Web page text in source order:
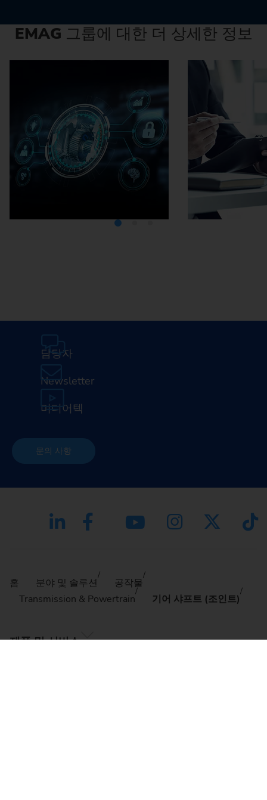
EMAG 그룹에 대한 더 상세한 정보
담당자
Newsletter
미디어텍
문의 사항
홈 분야 및 솔루션
공작물
Transmission & Powertrain
기어 샤프트 (조인트)
제품 및 서비스